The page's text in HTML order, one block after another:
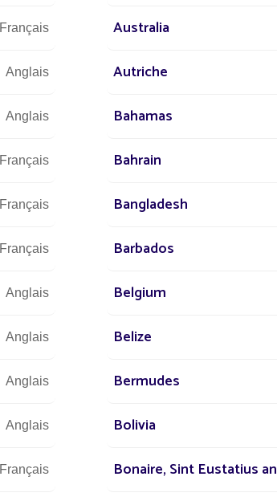
Tous les projets Projets
Nous sommes à
Français Australia
Anglais Autriche
Anglais Bahamas
Français Bahrain
Français Bangladesh
Français Barbados
Anglais Belgium
Anglais Belize
Anglais Bermudes
Anglais Bolivia
Français Bonaire, Sint Eustatius